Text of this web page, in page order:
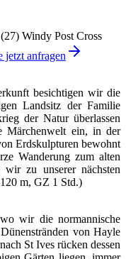
jetzt anfragen
besichtigen wir die
Landsitz der Familie
der Natur überlassen
Märchenwelt ein, in der
Erdskulpturen bewohnt
Wanderung zum alten
wir zu unserer nächsten
m, GZ 1 Std.)
wir die normannische
von Hayle
St Ives rücken dessen